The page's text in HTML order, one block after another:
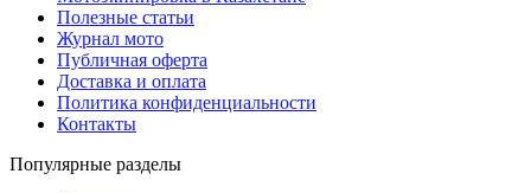
Полезные статьи
Журнал мото
Публичная оферта
Доставка и оплата
Политика конфиденциальности
Контакты
Популярные разделы